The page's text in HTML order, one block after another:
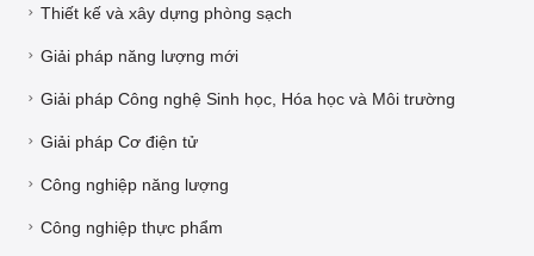
Thiết kế và xây dựng phòng sạch
Giải pháp năng lượng mới
Giải pháp Công nghệ Sinh học, Hóa học và Môi trường
Giải pháp Cơ điện tử
Công nghiệp năng lượng
Công nghiệp thực phẩm